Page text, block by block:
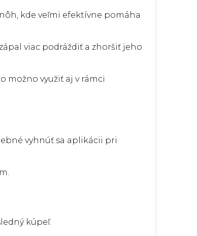
kde veľmi efektívne pomáha
viac podráždiť a zhoršiť jeho
možno využiť aj v rámci
vyhnúť sa aplikácii pri
kúpeľ.